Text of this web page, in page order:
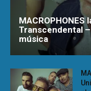
Transcendental –
música